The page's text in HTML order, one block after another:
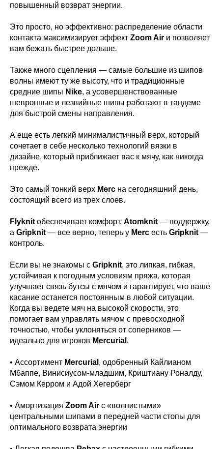
повышенный возврат энергии.
Это просто, но эффективно: распределение области
контакта максимизирует эффект Zoom Air и позволяет
вам бежать быстрее дольше.
Также много сцепления — самые большие из шипов
волны имеют ту же высоту, что и традиционные
средние шипы Nike, а усовершенствованные
шевронные и лезвийные шипы работают в тандеме
для быстрой смены направления.
А еще есть легкий минималистичный верх, который
сочетает в себе несколько технологий вязки в
дизайне, который приближает вас к мячу, как никогда
прежде.
Это самый тонкий верх Merc на сегодняшний день,
состоящий всего из трех слоев.
Flyknit обеспечивает комфорт, Atomknit — поддержку,
а Gripknit — все верно, теперь у Merc есть Gripknit —
контроль.
Если вы не знакомы с Gripknit, это липкая, гибкая,
устойчивая к погодным условиям пряжа, которая
улучшает связь бутсы с мячом и гарантирует, что ваше
касание останется постоянным в любой ситуации.
Когда вы ведете мяч на высокой скорости, это
помогает вам управлять мячом с превосходной
точностью, чтобы уклоняться от соперников —
идеально для игроков Mercurial .
• Ассортимент Mercurial , одобренный Кайлианом
Мбаппе, Винисиусом-младшим, Криштиану Роналду,
Сэмом Керром и Адой Хегерберг
• Амортизация Zoom Air с «волнистыми»
центральными шипами в передней части стопы для
оптимального возврата энергии